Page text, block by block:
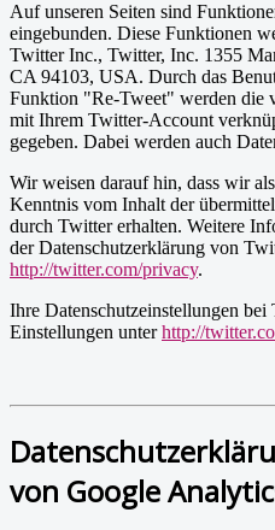
Auf unseren Seiten sind
eingebunden. Diese Funktionen
Twitter Inc., Twitter, Inc. 1355
CA 94103, USA. Durch das
Funktion "Re-Tweet" werden die
mit Ihrem Twitter-Account
gegeben. Dabei werden auch
Wir weisen darauf hin, dass wir
Kenntnis vom Inhalt der
durch Twitter erhalten. Weitere
der Datenschutzerklärung von
http://twitter.com/privacy.
Ihre Datenschutzeinstellungen
Einstellungen unterhttp://
von Google